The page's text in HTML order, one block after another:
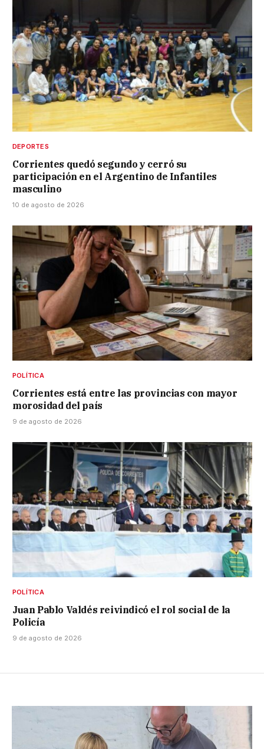
DEPORTES
Corrientes quedó segundo y cerró su
participación en el Argentino de Infantiles
masculino
10 de agosto de 2026
POLÍTICA
Corrientes está entre las provincias con mayor
morosidad del país
9 de agosto de 2026
POLÍTICA
Juan Pablo Valdés reivindicó el rol social de la
Policía
9 de agosto de 2026